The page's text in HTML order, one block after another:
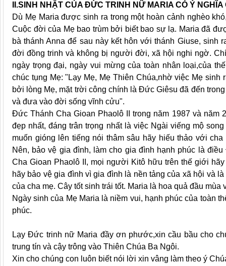
II.SINH NHẬT CỦA ÐỨC TRINH NỮ MARIA CÓ Ý NGHĨA
Dù Mẹ Maria được sinh ra trong một hoàn cảnh nghèo
Cuộc đời của Mẹ bao trùm bởi biết bao sự lạ. Maria đã
bà thánh Anna để sau này kết hôn với thánh Giuse,
đời đồng trinh và không bị người đời, xã hội nghi ngờ.
ngày trọng đại, ngày vui mừng của toàn nhân loại,của
chúc tụng Mẹ: "Lạy Mẹ, Mẹ Thiên Chúa,nhờ việc Mẹ
bởi lòng Mẹ, mặt trời công chính là Ðức Giêsu đã đến
và đưa vào đời sống vĩnh cửu".
Ðức Thánh Cha Gioan Phaolô II trong năm 1987 và
đẹp nhất, đáng trân trọng nhất là việc Ngài viếng mộ
muốn gióng lên tiếng nói thâm sâu hãy hiếu thảo với
Nên, bảo vệ gia đình, làm cho gia đình hạnh phúc là
Cha Gioan Phaolô II, mọi người Kitô hữu trên thế giới
hãy bảo vệ gia đình vì gia đình là nền tảng của xã hội và
của cha mẹ. Cây tốt sinh trái tốt. Maria là hoa quả đầu
Ngày sinh của Mẹ Maria là niềm vui, hạnh phúc của toàn
phúc.
Lạy Ðức trinh nữ Maria đầy ơn phước,xin cầu bầu cho
trung tín và cậy trông vào Thiên Chúa Ba Ngôi.
Xin cho chúng con luôn biết nói lời xin vâng làm theo ý